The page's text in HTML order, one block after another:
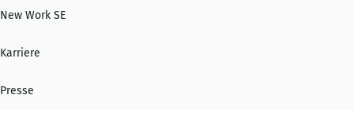
New Work SE
Karriere
Presse